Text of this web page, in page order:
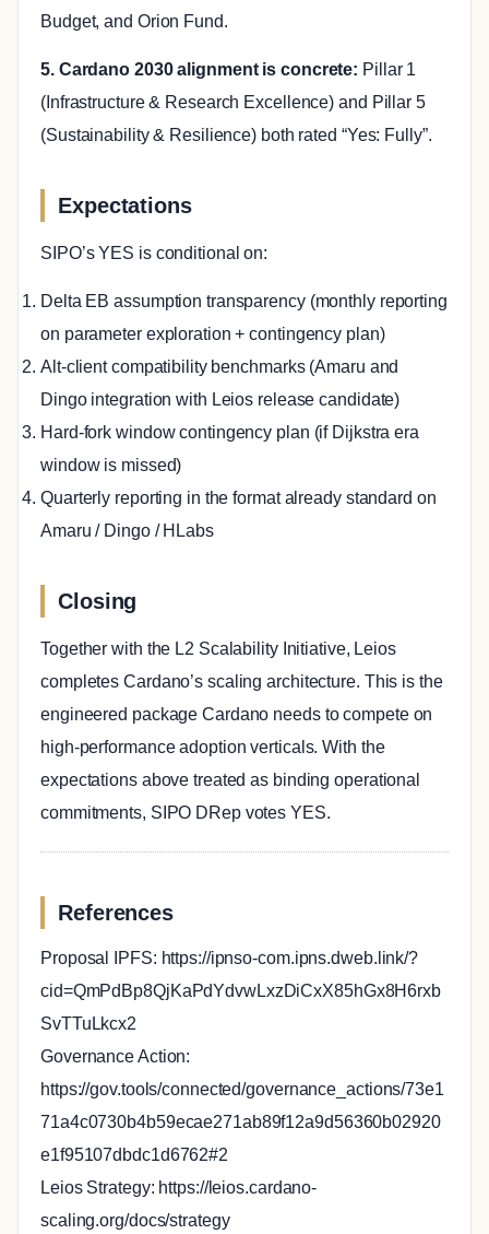
Budget, and Orion Fund.
5. Cardano 2030 alignment is concrete: Pillar 1
(Infrastructure & Research Excellence) and Pillar 5
(Sustainability & Resilience) both rated “Yes: Fully”.
Expectations
SIPO’s YES is conditional on:
Delta EB assumption transparency (monthly reporting
on parameter exploration + contingency plan)
Alt-client compatibility benchmarks (Amaru and
Dingo integration with Leios release candidate)
Hard-fork window contingency plan (if Dijkstra era
window is missed)
Quarterly reporting in the format already standard on
Amaru / Dingo / HLabs
Closing
Together with the L2 Scalability Initiative, Leios
completes Cardano’s scaling architecture. This is the
engineered package Cardano needs to compete on
high-performance adoption verticals. With the
expectations above treated as binding operational
commitments, SIPO DRep votes YES.
References
Proposal IPFS: https://ipnso-com.ipns.dweb.link/?
cid=QmPdBp8QjKaPdYdvwLxzDiCxX85hGx8H6rxb
SvTTuLkcx2
Governance Action:
https://gov.tools/connected/governance_actions/73e1
71a4c0730b4b59ecae271ab89f12a9d56360b02920
e1f95107dbdc1d6762#2
Leios Strategy: https://leios.cardano-
scaling.org/docs/strategy